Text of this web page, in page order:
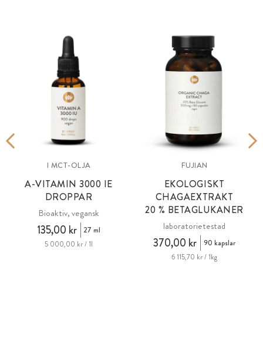
I MCT-OLJA
A-VITAMIN3000 IE
DROPPAR
Bioaktiv, vegansk
135,00 kr
27 ml
5 000,00 kr / 1l
FUJIAN
EKOLOGISKT
CHAGAEXTRAKT
20 % BETAGLUKANER
laboratorietestad
370,00 kr
90 kapslar
6 115,70 kr / 1kg